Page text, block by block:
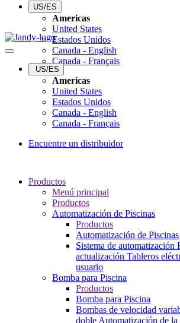
US/ES
Americas
United States
Estados Unidos
Canada - English
Canada - Français
US/ES
Americas
United States
Estados Unidos
Canada - English
Canada - Français
Encuentre un distribuidor
Productos
Menú principal
Productos
Automatización de Piscinas
Productos
Automatización de Piscinas
Sistema de automatización
actualización Tableros
usuario
Bomba para Piscina
Productos
Bomba para Piscina
Bombas de velocidad
doble Automatización de la